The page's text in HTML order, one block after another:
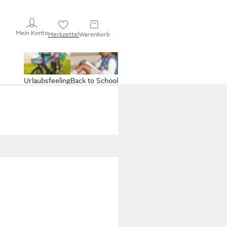
Mein KontoMerkzettelWarenkorb
Back to School
Urlaubsfeeling